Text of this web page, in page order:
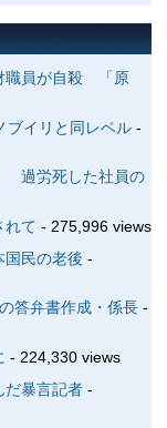
職員が自殺 「原
イリと同レベル-
過労死した社員の
れて - 275,996 views
国民の老後 -
答弁書作成・係長-
- 224,330 views
暴言記者-